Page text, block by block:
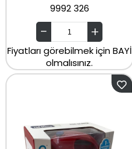
9992 326
Fiyatları görebilmek için BAYİ
olmalısınız.